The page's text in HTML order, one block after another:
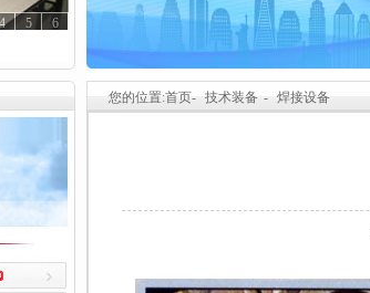
6
5
4
您的位置:首页- 技术装备 - 焊接设备